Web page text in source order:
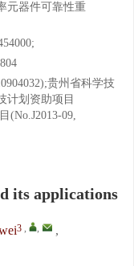
元器件可靠性重
贵州省科学技
计划资助项目
(No.J2013-09,
its applications
3 , ,
,